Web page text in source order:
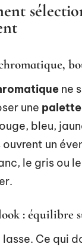
ne
une
bleu,
un
le gris ou
: équilibre
lasse. Ce qui